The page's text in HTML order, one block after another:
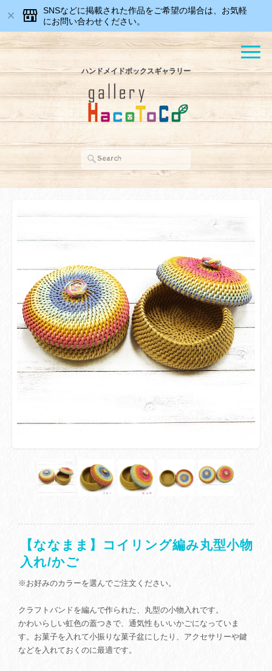
SNSなどに掲載された作品をご希望の場合は、お気軽
にお問い合わせください。
ハンドメイドボックスギャラリー
【ななまま】コイリング編み丸型小物
入れ/かご
※お好みのカラーを選んでご注文ください。
クラフトバンドを編んで作られた、丸型の小物入れです。
かわいらしい虹色の蓋つきで、通気性もいいかごになっていま
す。お菓子を入れて小振りな菓子盆にしたり、アクセサリーや鍵
などを入れておくのに最適です。